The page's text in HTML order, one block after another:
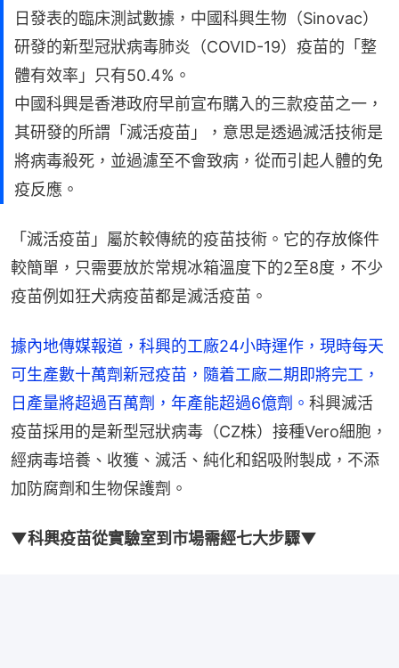
日發表的臨床測試數據，中國科興生物（Sinovac）
研發的新型冠狀病毒肺炎（COVID-19）疫苗的「整
體有效率」只有50.4%。
中國科興是香港政府早前宣布購入的三款疫苗之一，
其研發的所謂「滅活疫苗」，意思是透過滅活技術是
將病毒殺死，並過濾至不會致病，從而引起人體的免
疫反應。
「滅活疫苗」屬於較傳統的疫苗技術。它的存放條件
較簡單，只需要放於常規冰箱溫度下的2至8度，不少
疫苗例如狂犬病疫苗都是滅活疫苗。
據內地傳媒報道，科興的工廠24小時運作，現時每天
可生產數十萬劑新冠疫苗，隨着工廠二期即將完工，
日產量將超過百萬劑，年產能超過6億劑。 科興滅活
疫苗採用的是新型冠狀病毒（CZ株）接種Vero細胞，
經病毒培養、收獲、滅活、純化和鋁吸附製成，不添
加防腐劑和生物保護劑。
▼科興疫苗從實驗室到市場需經七大步驟▼